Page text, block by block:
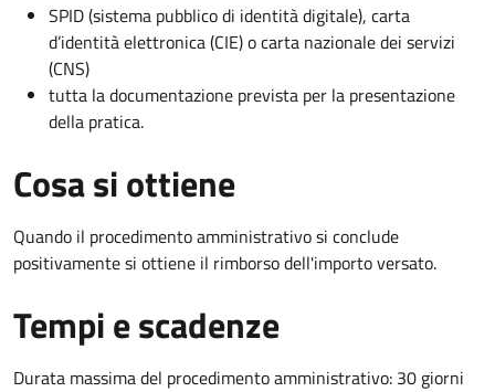
SPID (sistema pubblico di identità digitale), carta
d’identità elettronica (CIE) o carta nazionale dei servizi
(CNS)
tutta la documentazione prevista per la presentazione
della pratica.
Cosa si ottiene
Quando il procedimento amministrativo si conclude
positivamente si ottiene il rimborso dell'importo versato.
Tempi e scadenze
Durata massima del procedimento amministrativo: 30 giorni